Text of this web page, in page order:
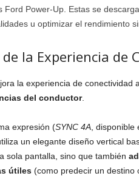
Ford Power-Up. Estas se
u optimizar el rendimiento
la Experiencia de
la experiencia de conectividad
del conductor.
expresión (SYNC 4A, disponible
un elegante diseño vertical
sola pantalla, sino que también
útiles(como predecir un destino